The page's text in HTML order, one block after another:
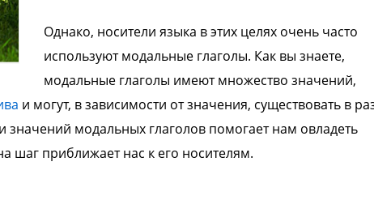
Однако, носители языка в этих целях очень часто
используют модальные глаголы. Как вы знаете,
модальные глаголы имеют множество значений,
и могут, в зависимости от значения, существовать в
значений модальных глаголов помогает нам овладеть
шаг приближает нас к его носителям.